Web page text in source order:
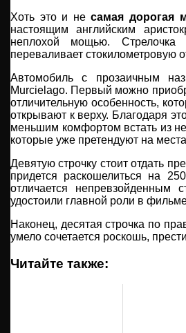
Хоть это и несамая дорогая
настоящим английским
неплохой мощью. Стрелочка
переваливает стокилометровую
Автомобиль с прозаичным
Murcielago. Первый можно
отличительную особенность,
открывают к верху. Благодаря
меньшим комфортом встать из
которые уже претендуют на
Девятую строчку стоит отдать
придется раскошелиться на
отличается
удостоили главной роли в
Наконец, десятая строчка по
умело сочетается роскошь,
Читайте также: